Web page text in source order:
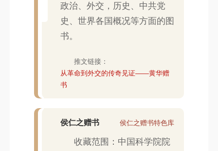
政治、外交，历史、中共党
史、世界各国概况等方面的图
书。
推文链接：
从革命到外交的传奇见证——黄华赠
书
侯仁之赠书特色库
侯仁之赠书
收藏范围：中国科学院院